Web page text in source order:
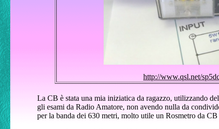
http://www.qsl.net/
La CB è stata una mia iniziatica da ragazzo, utilizzando
gli esami da Radio Amatore, non avendo nulla da
per la banda dei 630 metri, molto utile un Rosmetro da